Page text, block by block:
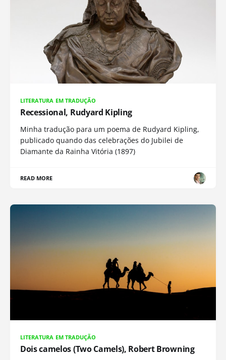
LITERATURA EM TRADUÇÃO
Recessional, Rudyard Kipling
Minha tradução para um poema de Rudyard Kipling,
publicado quando das celebrações do Jubilei de
Diamante da Rainha Vitória (1897)
READ MORE
LITERATURA EM TRADUÇÃO
Dois camelos (Two Camels), Robert Browning